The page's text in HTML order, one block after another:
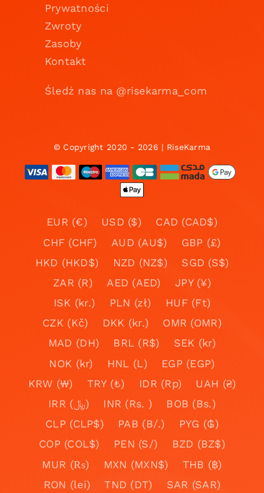
Prywatności
Zwroty
Zasoby
Kontakt
Śledź nas na @risekarma_com
© Copyright 2020 - 2026 | RiseKarma
EUR (€) USD ($)
CAD (CAD$)
CHF (CHF)
AUD (AU$)
GBP (£)
HKD (HKD$)
NZD (NZ$)
SGD (S$)
ZAR (R)
AED (AED)
JPY (¥)
ISK (kr.)
PLN (zł)
HUF (Ft)
CZK (Kč)
DKK (kr.)
OMR (OMR)
MAD (DH)
BRL (R$)
SEK (kr)
NOK (kr)
HNL (L)
EGP (EGP)
KRW (₩)
TRY (₺) IDR (Rp)
UAH (₴)
IRR (﷼)
INR (Rs. )
BOB (Bs.)
CLP (CLP$)
PAB (B/.)
PYG (₲)
COP (COL$)
PEN (S/)
BZD (BZ$)
MUR (₨)
MXN (MXN$)
THB (฿)
RON (lei)
TND (DT)
SAR (SAR)